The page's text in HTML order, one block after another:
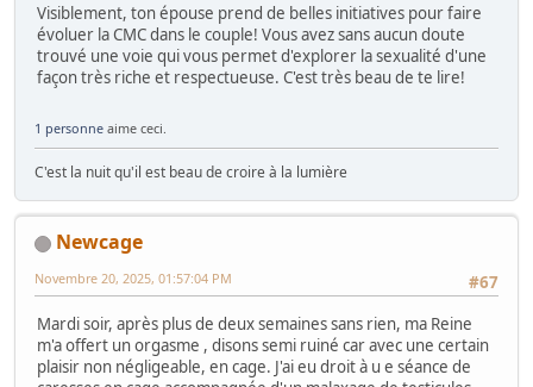
Visiblement, ton épouse prend de belles initiatives pour faire
évoluer la CMC dans le couple! Vous avez sans aucun doute
trouvé une voie qui vous permet d'explorer la sexualité d'une
façon très riche et respectueuse. C'est très beau de te lire!
1 personne aime ceci.
C'est la nuit qu'il est beau de croire à la lumière
Newcage
#67
Novembre 20, 2025, 01:57:04 PM
Mardi soir, après plus de deux semaines sans rien, ma Reine
m'a offert un orgasme , disons semi ruiné car avec une certain
plaisir non négligeable, en cage. J'ai eu droit à u e séance de